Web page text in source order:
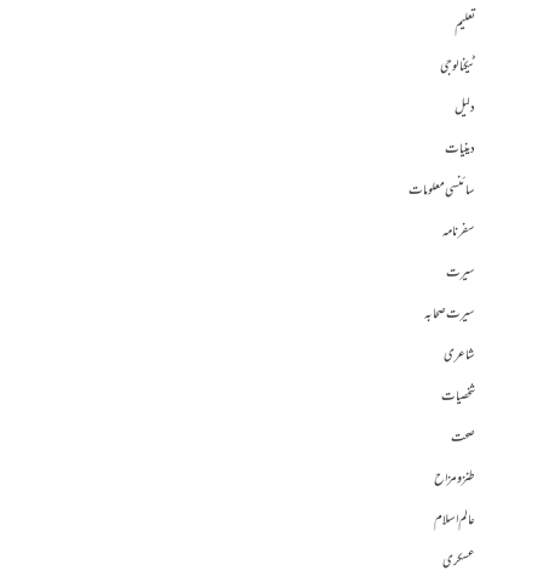
تعلیم
ٹیکنالوجی
دلیل
دینیات
سائنسی معلومات
سفرنامہ
سیرت
سیرت صحابہ
شاعری
شخصیات
صحت
طنز و مزاح
عالم اسلام
عسکری